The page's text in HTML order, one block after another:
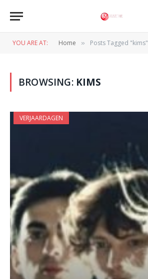
YOU ARE AT: Home » Posts Tagged "kims"
BROWSING: KIMS
VERJAARDAGEN